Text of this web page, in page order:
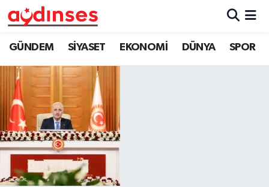
GÜNDEM SİYASET EKONOMİ DÜNYA SPOR
GÜNDEM
SİYASET
EKONOMİ
DÜNYA
SPOR
Nöbetçi Eczaneler
Hava Durumu
Aydin Namaz Vakitleri
Trafik Durumu
Süper Lig Puan Durumu ve Fikstür